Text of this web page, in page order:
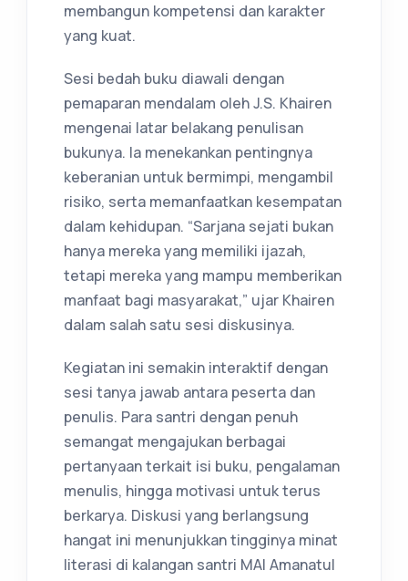
membangun kompetensi dan karakter
yang kuat.
Sesi bedah buku diawali dengan
pemaparan mendalam oleh J.S. Khairen
mengenai latar belakang penulisan
bukunya. Ia menekankan pentingnya
keberanian untuk bermimpi, mengambil
risiko, serta memanfaatkan kesempatan
dalam kehidupan. “Sarjana sejati bukan
hanya mereka yang memiliki ijazah,
tetapi mereka yang mampu memberikan
manfaat bagi masyarakat,” ujar Khairen
dalam salah satu sesi diskusinya.
Kegiatan ini semakin interaktif dengan
sesi tanya jawab antara peserta dan
penulis. Para santri dengan penuh
semangat mengajukan berbagai
pertanyaan terkait isi buku, pengalaman
menulis, hingga motivasi untuk terus
berkarya. Diskusi yang berlangsung
hangat ini menunjukkan tingginya minat
literasi di kalangan santri MAI Amanatul